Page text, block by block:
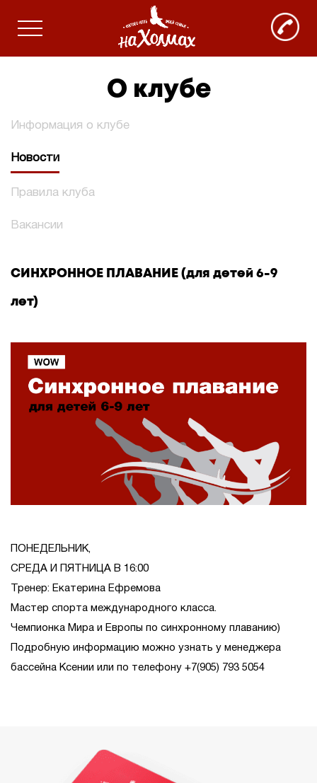
О клубе
Информация о клубе
Новости
Правила клуба
Вакансии
СИНХРОННОЕ ПЛАВАНИЕ (для детей 6-9
лет)
ПОНЕДЕЛЬНИК,
СРЕДА И ПЯТНИЦА В 16:00
Тренер: Екатерина Ефремова
Мастер спорта международного класса.
Чемпионка Мира и Европы по синхронному плаванию)
Подробную информацию можно узнать у менеджера
бассейна Ксении или по телефону +7(905) 793 5054